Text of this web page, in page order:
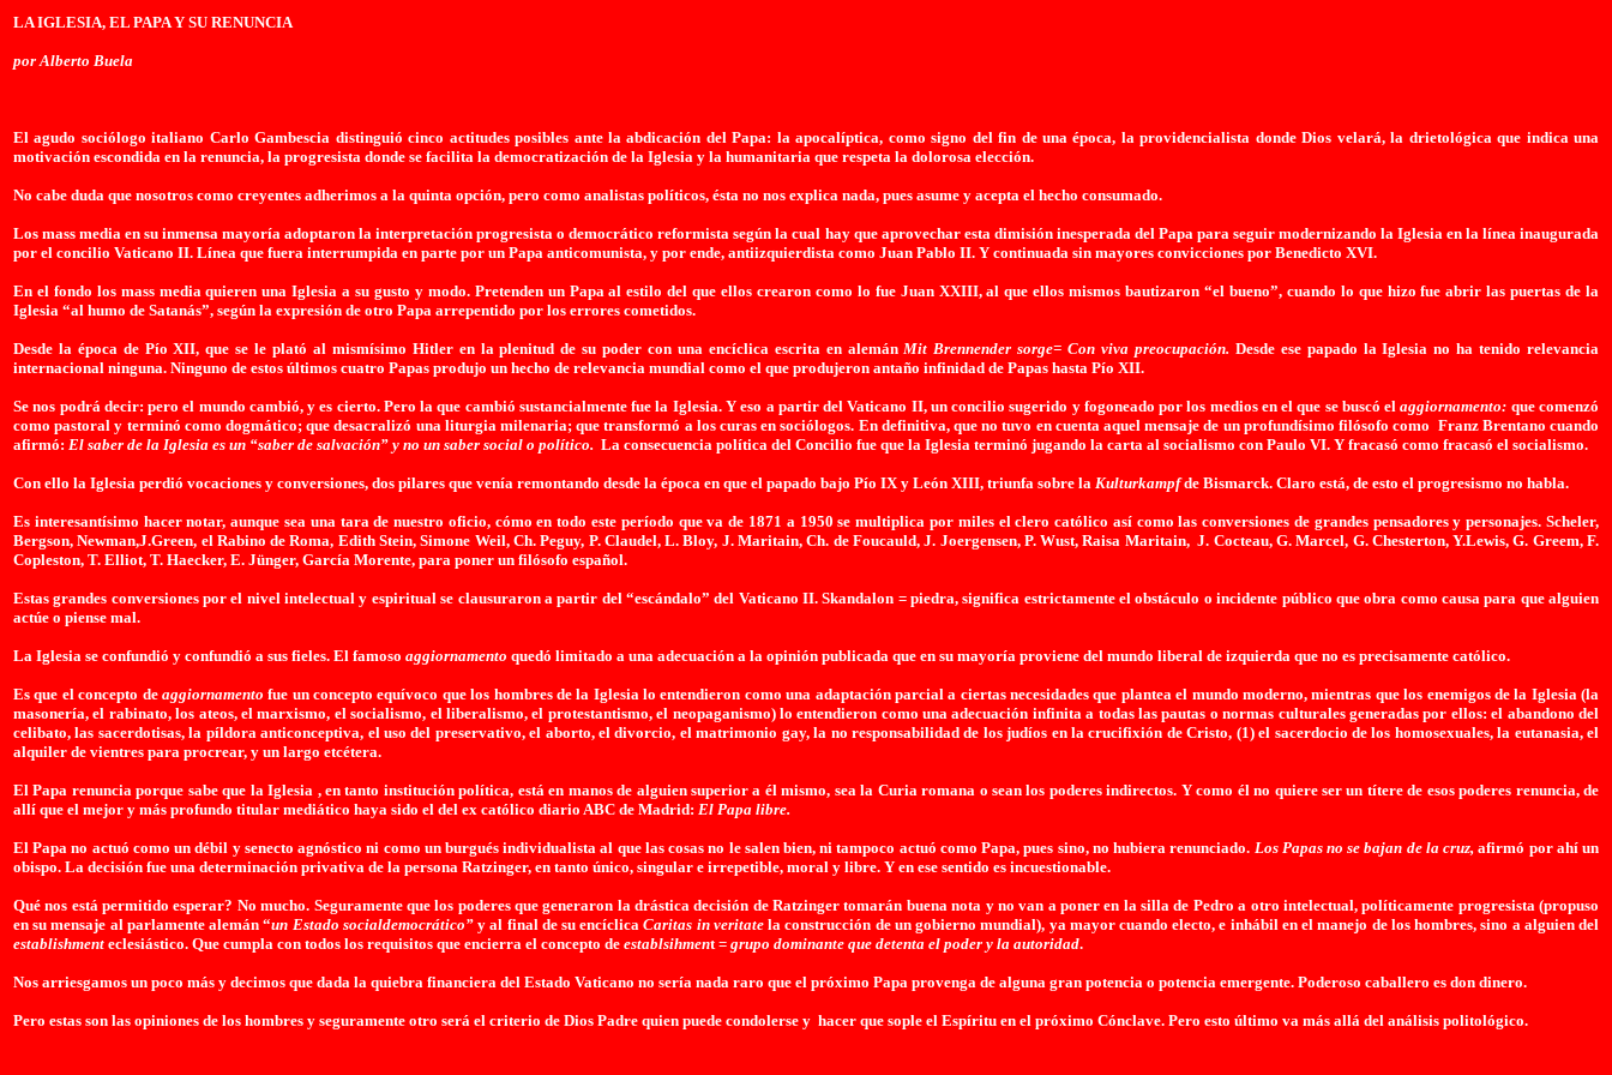
LA IGLESIA, EL PAPA Y SU RENUNCIA
por Alberto Buela
El agudo sociólogo italiano Carlo Gambescia distinguió cinco actitudes posibles ante la abdicación del Papa: la apocalíptica, como signo del fin de una época, la providencialista donde Dios velará, la drietológica que indica una
motivación escondida en la renuncia, la progresista donde se facilita la democratización de la Iglesia y la humanitaria que respeta la dolorosa elección.
No cabe duda que nosotros como creyentes adherimos a la quinta opción, pero como analistas políticos, ésta no nos explica nada, pues asume y acepta el hecho consumado.
Los mass media en su inmensa mayoría adoptaron la interpretación progresista o democrático reformista según la cual hay que aprovechar esta dimisión inesperada del Papa para seguir modernizando la Iglesiaen la línea inaugurada
por el concilio Vaticano II. Línea que fuera interrumpida en parte por un Papa anticomunista, y por ende, antiizquierdista como Juan Pablo II. Y continuada sin mayores convicciones por Benedicto XVI.
En el fondo los mass media quieren una Iglesia a su gusto y modo. Pretenden un Papa al estilo del que ellos crearon como lo fue Juan XXIII, al que ellos mismos bautizaron “el bueno”, cuando lo que hizo fue abrir las puertas de la
Iglesia “al humo de Satanás”, según la expresión de otro Papa arrepentido por los errores cometidos.
Desde la época de Pío XII, que se le plató al mismísimo Hitler en la plenitud de su poder con una encíclica escrita en alemánMit Brennender sorge= Con viva preocupación. Desde ese papado la Iglesia no ha tenido relevancia
internacional ninguna. Ninguno de estos últimos cuatro Papas produjo un hecho de relevancia mundial como el que produjeron antaño infinidad de Papas hasta Pío XII.
Se nos podrá decir: pero el mundo cambió, y es cierto. Pero la que cambió sustancialmente fuela Iglesia.Yeso a partir del Vaticano II, un concilio sugerido y fogoneado por los medios en el que se buscó elaggiornamento: que comenzó
como pastoral y terminó como dogmático; que desacralizó una liturgia milenaria; que transformó a los curas en sociólogos. En definitiva, que no tuvo en cuenta aquel mensaje de un profundísimo filósofo como Franz Brentano cuando
afirmó: El saber de la Iglesia es un “saber de salvación” y no un saber social o político. La consecuencia política del Concilio fue que la Iglesia terminó jugando la carta al socialismo con Paulo VI. Y fracasó como fracasó el socialismo.
Con ello la Iglesia perdió vocaciones y conversiones, dos pilares que venía remontando desde la época en que el papado bajo Pío IX y León XIII, triunfa sobre la Kulturkampfde Bismarck. Claro está, de esto el progresismo no habla.
Es interesantísimo hacer notar, aunque sea una tara de nuestro oficio, cómo en todo este período que va de 1871 a 1950 se multiplica por miles el clero católico así como las conversiones de grandes pensadores y personajes. Scheler,
Bergson, Newman,J.Green, el Rabino de Roma, Edith Stein, Simone Weil, Ch. Peguy, P. Claudel, L. Bloy, J. Maritain, Ch. de Foucauld, J. Joergensen, P. Wust, Raisa Maritain, J. Cocteau, G. Marcel, G. Chesterton, Y.Lewis, G. Greem, F.
Copleston, T. Elliot, T. Haecker, E. Jünger, García Morente, para poner un filósofo español.
Estas grandes conversiones por el nivel intelectual y espiritual se clausuraron a partir del “escándalo” del Vaticano II.Skandalon =piedra, significa estrictamente el obstáculo o incidente público que obra como causa para que alguien
actúe o piense mal.
La Iglesia se confundió y confundió a sus fieles. El famoso aggiornamento quedó limitado a una adecuación a la opinión publicada que en su mayoría proviene del mundo liberal de izquierda que no es precisamente católico.
Es que el concepto de aggiornamentofue un concepto equívoco que los hombres de la Iglesia lo entendieron como una adaptación parcial a ciertas necesidades que plantea el mundo moderno, mientras que los enemigos de la Iglesia (la
masonería, el rabinato, los ateos, el marxismo, el socialismo, el liberalismo, el protestantismo, el neopaganismo) lo entendieron como una adecuación infinita a todas las pautas o normas culturales generadas por ellos: el abandono del
celibato, las sacerdotisas, la píldora anticonceptiva, el uso del preservativo, el aborto, el divorcio, el matrimonio gay, la no responsabilidad de los judíos en la crucifixión de Cristo, (1) el sacerdocio de los homosexuales, la eutanasia, el
alquiler de vientres para procrear, y un largo etcétera.
El Papa renuncia porque sabe que la Iglesia , en tanto institución política, está en manos de alguien superior a él mismo, seala Curiaromana o sean los poderes indirectos. Y como él no quiere ser un títere de esos poderes renuncia, de
allí que el mejor y más profundo titular mediático haya sido el del ex católico diario ABC de Madrid: El Papa libre.
El Papa no actuó como un débil y senecto agnóstico ni como un burgués individualista al que las cosas no le salen bien, ni tampoco actuó como Papa, pues sino, no hubiera renunciado. Los Papas no se bajan de la cruz,afirmó por ahí un
obispo. La decisión fue una determinación privativa de la persona Ratzinger, en tanto único, singular e irrepetible, moral y libre. Y en ese sentido es incuestionable.
Qué nos está permitido esperar? No mucho. Seguramente que los poderes que generaron la drástica decisión de Ratzinger tomarán buena nota y no van a poner en la silla de Pedro a otro intelectual, políticamente progresista (propuso
en su mensaje al parlamente alemán “un Estado socialdemocrático”y al final de su encíclicaCaritas in veritatela construcción de un gobierno mundial), ya mayor cuando electo, e inhábil en el manejo de los hombres, sino a alguien del
establishment eclesiástico. Que cumpla con todos los requisitos que encierra el concepto de establsihment = grupo dominante que detenta el poder y la autoridad.
Nos arriesgamos un poco más y decimos que dada la quiebra financiera del Estado Vaticano no sería nada raro que el próximo Papa provenga de alguna gran potencia o potencia emergente. Poderoso caballero es don dinero.
Pero estas son las opiniones de los hombres y seguramente otro será el criterio de Dios Padre quien puede condolerse y hacer que sople el Espíritu en el próximo Cónclave. Pero esto último va más allá del análisis politológico.